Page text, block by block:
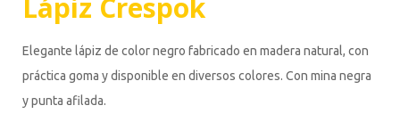
Lápiz Crespok
Elegante lápiz de color negro fabricado en madera natural, con
práctica goma y disponible en diversos colores. Con mina negra
y punta afilada.